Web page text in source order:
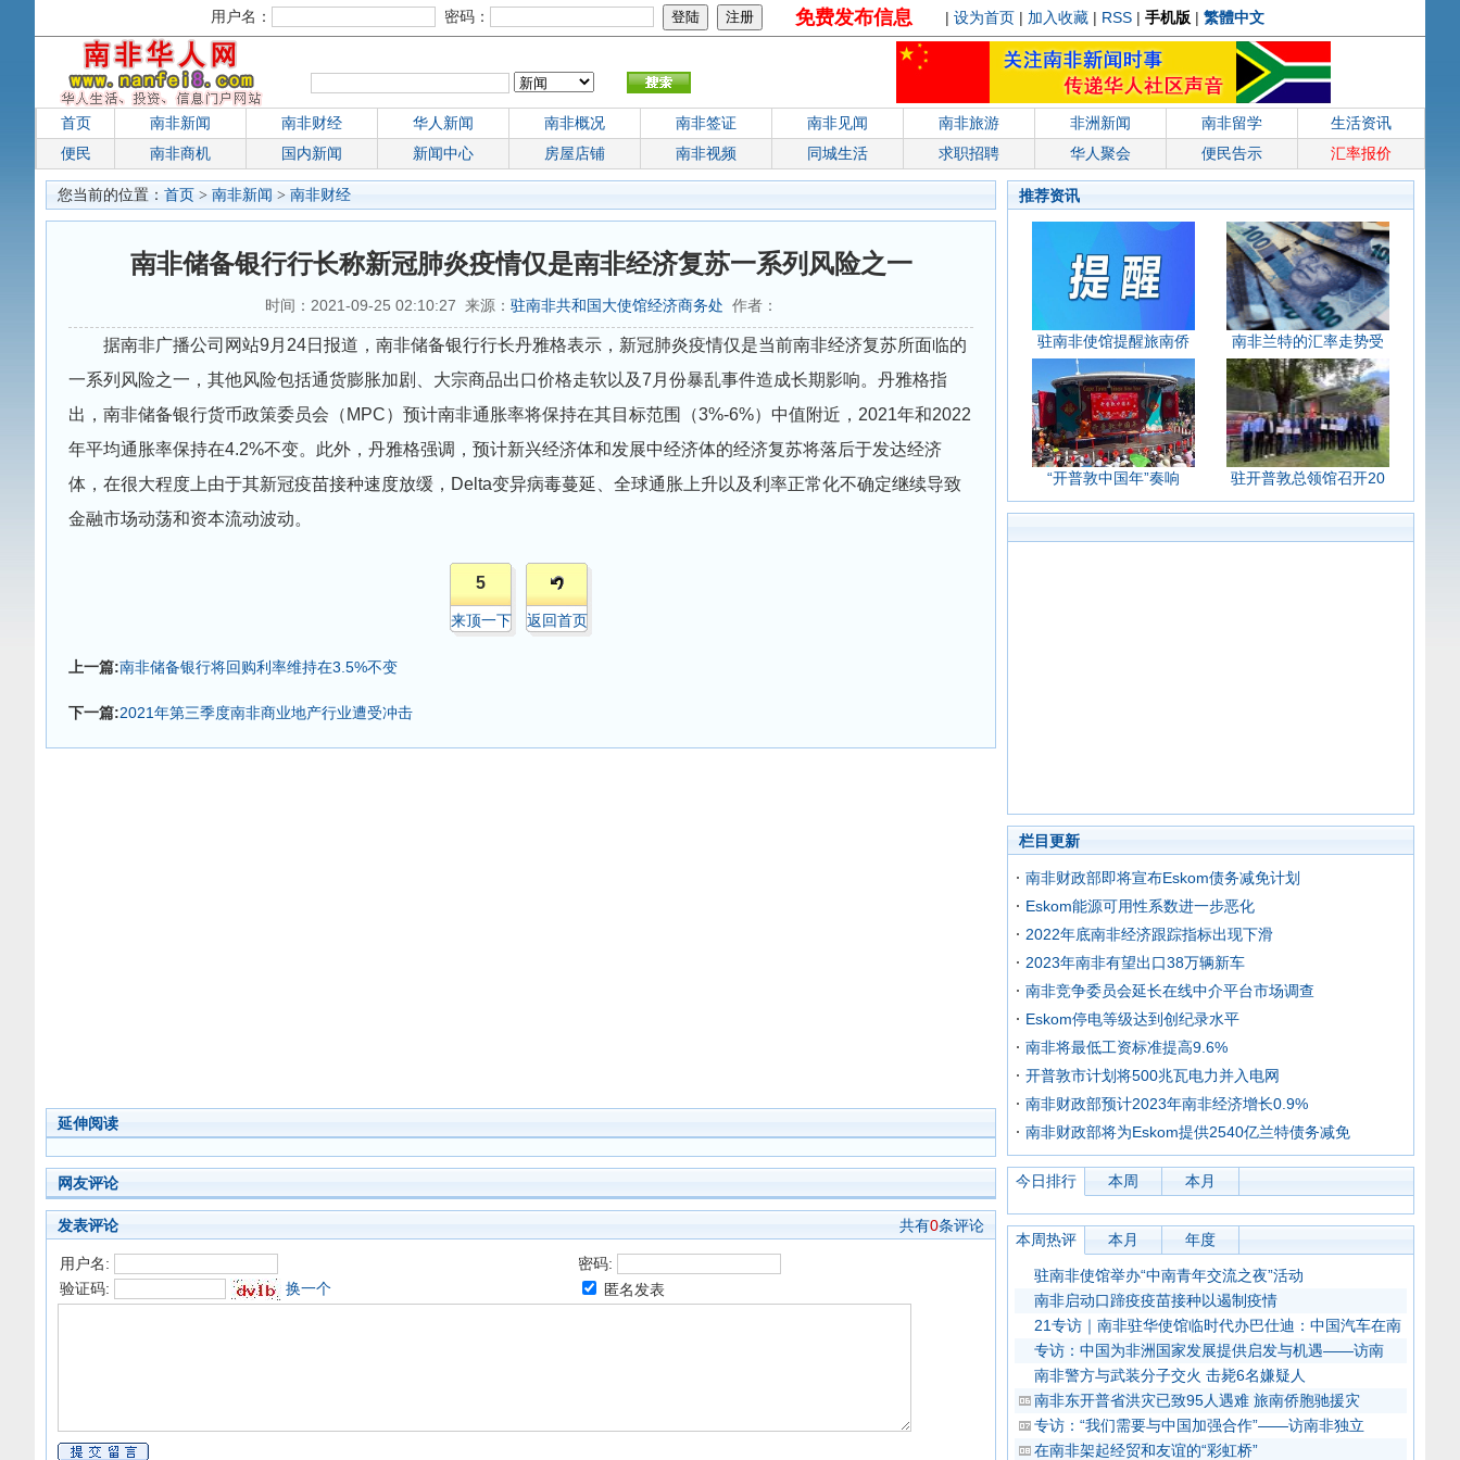
用户名： 密码： 免费发布信息 | 设为首页 | 加入收藏 | RSS | 手机版 | 繁體中文
首页 南非新闻 南非财经 华人新闻 南非概况 南非签证 南非见闻 南非旅游 非洲新闻 南非留学
生活资讯
便民
南非商机 国内新闻 新闻中心 房屋店铺 南非视频 同城生活 求职招聘 华人聚会 便民告示 汇率报价
您当前的位置： 首页 > 南非新闻 > 南非财经
南非储备银行行长称新冠肺炎疫情仅是南非经济复苏一系列风险之一
时间：2021-09-25 02:10:27 来源： 驻南非共和国大使馆经济商务处 作者：
据南非广播公司网站9月24日报道，南非储备银行行长丹雅格表示，新冠肺炎疫情仅是当前南非经济复苏所面临的
一系列风险之一，其他风险包括通货膨胀加剧、大宗商品出口价格走软以及7月份暴乱事件造成长期影响。丹雅格指
出，南非储备银行货币政策委员会（MPC）预计南非通胀率将保持在其目标范围（3%-6%）中值附近，2021年和2022
年平均通胀率保持在4.2%不变。此外，丹雅格强调，预计新兴经济体和发展中经济体的经济复苏将落后于发达经济
体，在很大程度上由于其新冠疫苗接种速度放缓，Delta变异病毒蔓延、全球通胀上升以及利率正常化不确定继续导致
金融市场动荡和资本流动波动。
5
来顶一下 返回首页
上一篇:南非储备银行将回购利率维持在3.5%不变
下一篇:2021年第三季度南非商业地产行业遭受冲击
延伸阅读
网友评论
发表评论 共有0条评论
用户名:
密码:
验证码:
换一个 匿名发表
推荐资讯
驻南非使馆提醒旅南侨 南非兰特的汇率走势受
“开普敦中国年”奏响 驻开普敦总领馆召开20
栏目更新
南非财政部即将宣布Eskom债务减免计划
Eskom能源可用性系数进一步恶化
2022年底南非经济跟踪指标出现下滑
2023年南非有望出口38万辆新车
南非竞争委员会延长在线中介平台市场调查
Eskom停电等级达到创纪录水平
南非将最低工资标准提高9.6%
开普敦市计划将500兆瓦电力并入电网
南非财政部预计2023年南非经济增长0.9%
南非财政部将为Eskom提供2540亿兰特债务减免
今日排行 本周 本月
本周热评 本月 年度
驻南非使馆举办“中南青年交流之夜”活动
南非启动口蹄疫疫苗接种以遏制疫情
21专访｜南非驻华使馆临时代办巴仕迪：中国汽车在南
专访：中国为非洲国家发展提供启发与机遇——访南
南非警方与武装分子交火 击毙6名嫌疑人
南非东开普省洪灾已致95人遇难 旅南侨胞驰援灾
专访：“我们需要与中国加强合作”——访南非独立
在南非架起经贸和友谊的“彩虹桥”